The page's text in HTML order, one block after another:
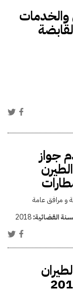
والخدمات
جواز
و مرافق عامة
القضائية:2018